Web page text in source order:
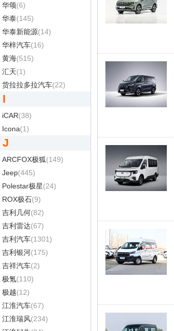
华颂(6)
华泰(145)
华泰新能源(14)
华梓汽车(16)
黄海(515)
汇天(1)
货拉拉多拉汽车(22)
I
iCAR(38)
Icona(1)
J
ARCFOX极狐(149)
Jeep(445)
Polestar极星(24)
ROX极石(9)
吉利几何(82)
吉利雷达(67)
吉利汽车(1301)
吉利银河(175)
吉祥汽车(2)
极氪(110)
极越(12)
江淮汽车(67)
江淮瑞风(234)